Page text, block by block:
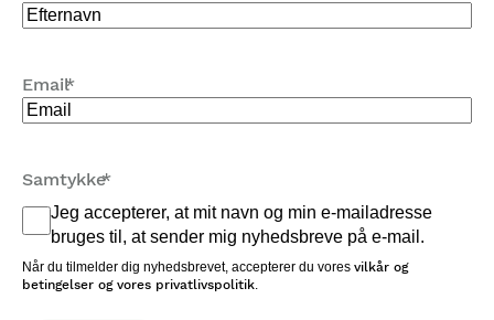
Email*
Samtykke*
Jeg accepterer, at mit navn og min e-mailadresse
bruges til, at sender mig nyhedsbreve på e-mail.
Når du tilmelder dig nyhedsbrevet, accepterer du vores vilkår og
betingelser og vores privatlivspolitik.